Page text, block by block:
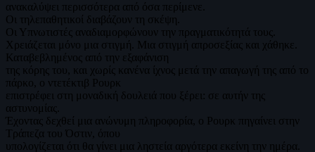
ανακαλύψει περισσότερα από όσα περίμενε.
Οι τηλεπαθητικοί διαβάζουν τη σκέψη.
Οι Υπνωτιστές αναδιαμορφώνουν την πραγματικότητά τους.
Χρειάζεται μόνο μια στιγμή. Μια στιγμή απροσεξίας και χάθηκε.
Καταβεβλημένος από την εξαφάνιση
της κόρης του, και χωρίς κανένα ίχνος μετά την απαγωγή της από το
πάρκο, ο ντετέκτιβ Ρουρκ
επιστρέφει στη μοναδική δουλειά που ξέρει: σε αυτήν της
αστυνομίας.
Έχοντας δεχθεί μια ανώνυμη πληροφορία, ο Ρουρκ πηγαίνει στην
Τράπεζα του Όστιν, όπου
υπολογίζεται ότι θα γίνει μια ληστεία αργότερα εκείνη την ημέρα.